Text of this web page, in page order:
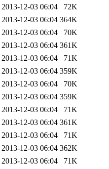
2013-12-03 06:04
72K
2013-12-03 06:04 364K
2013-12-03 06:04
70K
2013-12-03 06:04 361K
2013-12-03 06:04
71K
2013-12-03 06:04 359K
2013-12-03 06:04
70K
2013-12-03 06:04 359K
2013-12-03 06:04
71K
2013-12-03 06:04 361K
2013-12-03 06:04
71K
2013-12-03 06:04 362K
2013-12-03 06:04
71K